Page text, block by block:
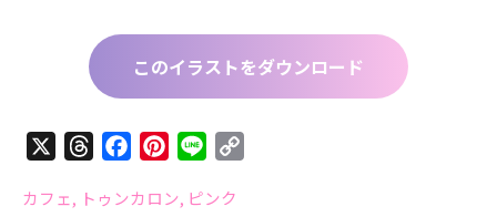
このイラストをダウンロード
ThreadsFacebookPinterest
Line
カフェ, トゥンカロン, ピンク